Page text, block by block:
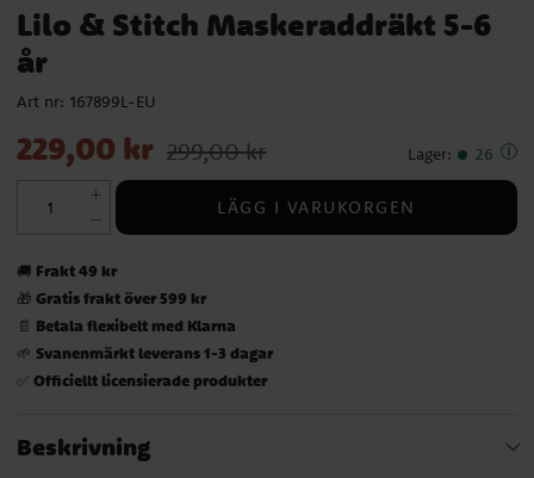
Lilo & Stitch Maskeraddräkt 5-6
år
Art nr: 167899L-EU
Nuvarande pris
229,00 kr 299,00 kr Lager: 26
LÄGG I VARUKORGEN
🚚 Frakt 49 kr
🎁 Gratis frakt över 599 kr
📄 Betala flexibelt med Klarna
🌱 Svanenmärkt leverans 1-3 dagar
✅ Officiellt licensierade produkter
Beskrivning